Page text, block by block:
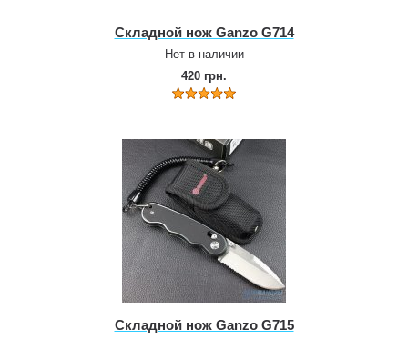
Складной нож Ganzo G714
Нет в наличии
420 грн.
Складной нож Ganzo G715